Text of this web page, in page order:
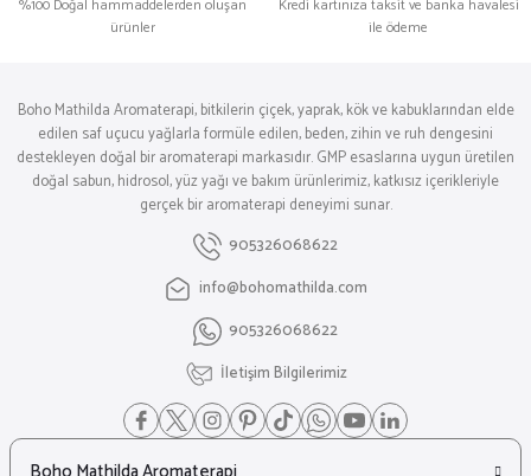
%100 Doğal hammaddelerden oluşan
ürünler
Kredi kartınıza taksit ve banka havalesi
ile ödeme
Boho Mathilda Aromaterapi, bitkilerin çiçek, yaprak, kök ve kabuklarından elde
edilen saf uçucu yağlarla formüle edilen, beden, zihin ve ruh dengesini
destekleyen doğal bir aromaterapi markasıdır. GMP esaslarına uygun üretilen
doğal sabun, hidrosol, yüz yağı ve bakım ürünlerimiz, katkısız içerikleriyle
gerçek bir aromaterapi deneyimi sunar.
905326068622
info@bohomathilda.com
905326068622
İletişim Bilgilerimiz